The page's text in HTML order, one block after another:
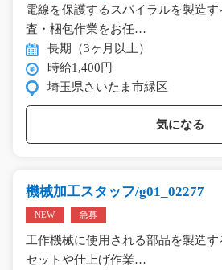
電線を保護するスパイラルを製造
査・梱包作業をお任…
長期（3ヶ月以上）
時給1,400円
埼玉県さいたま市緑区
気になる
機械加工スタッフ/g01_02277
NEW 急募
工作機械に使用される部品を製造
セットや仕上げ作業…